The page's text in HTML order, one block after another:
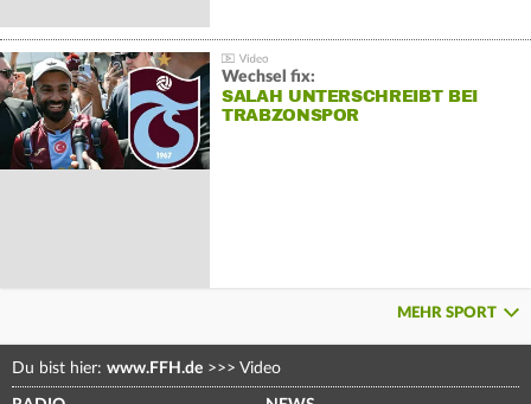
Wechsel fix:
SALAH UNTERSCHREIBT BEI
TRABZONSPOR
MEHR SPORT
Du bist hier: www.FFH.de >>> Video